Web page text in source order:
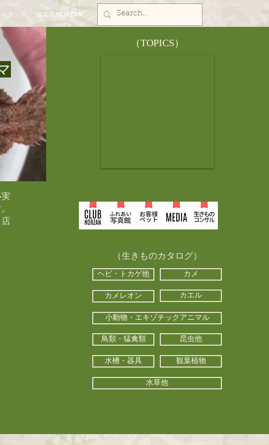
グッズ 倶楽部NORZAN
​（TOPICS）
（生きものカタログ）
ヘビ・トカゲ他 カメ
カメレオン カエル
小動物・エキゾチックアニマル
鳥類・猛禽類 昆虫他
水槽・器具 観葉植物
水草他